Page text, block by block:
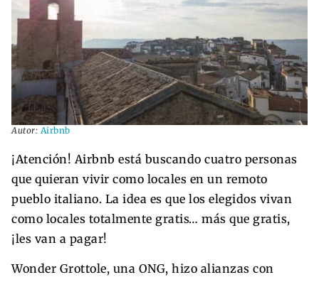
Autor: Airbnb
¡Atención! Airbnb está buscando cuatro personas
que quieran vivir como locales en un remoto
pueblo italiano. La idea es que los elegidos vivan
como locales totalmente gratis… más que gratis,
¡les van a pagar!
Wonder Grottole, una ONG, hizo alianzas con